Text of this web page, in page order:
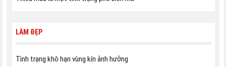
LÀM ĐẸP
Tình trạng khô hạn vùng kín ảnh hưởng